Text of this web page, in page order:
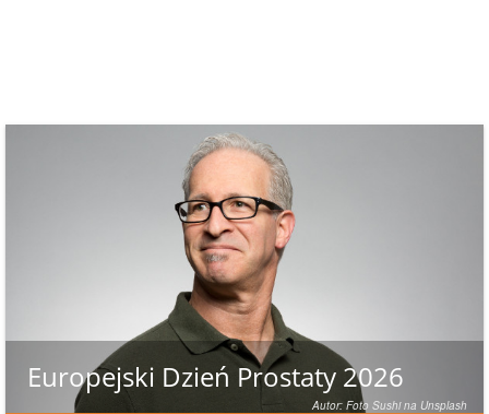
Europejski Dzień Prostaty 2026
Autor: Foto Sushi na Unsplash